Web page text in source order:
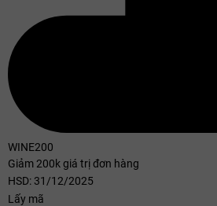
WINE200
Giảm 200k giá trị đơn hàng
HSD: 31/12/2025
Lấy mã